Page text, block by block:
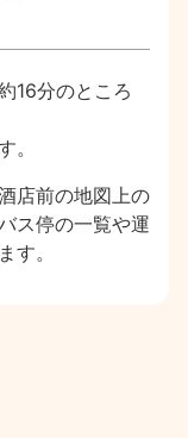
16分のところ
。
店前の地図上の
ス停の一覧や運
す。